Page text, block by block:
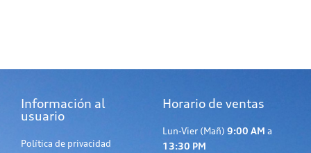
Información al
usuario
Política de privacidad
Horario de ventas
Lun-Vier (Mañ) 9:00 AM a
13:30 PM